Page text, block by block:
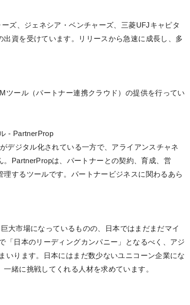
ズ、ジェネシア・ベンチャーズ、三菱UFJキャピタ
資を受けています。リリースから急速に成長し、多
ツール（パートナー連携クラウド）の提供を行ってい
- PartnerProp
デジタル化されている一方で、アライアンスチャネ
PartnerPropは、パートナーとの契約、育成、営
するツールです。パートナービジネスに関わるあら
大市場になっているものの、日本ではまだまだマイ
「日本のリーディングカンパニー」となるべく、アジ
いります。日本にはまだ数少ないユニコーン企業にな
緒に挑戦してくれる人材を求めています。